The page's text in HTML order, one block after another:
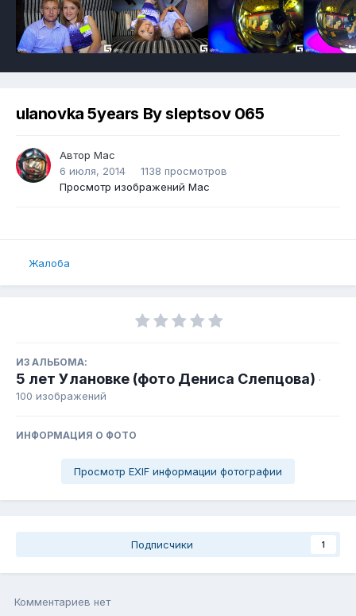
ulanovka 5years By sleptsov 065
Автор Mac
6 июля, 2014
1138 просмотров
Просмотр изображений Mac
Жалоба
ИЗ АЛЬБОМА:
5 лет Улановке (фото Дениса Слепцова) ·
100 изображений
ИНФОРМАЦИЯ О ФОТО
Просмотр EXIF информации фотографии
Подписчики 1
Комментариев нет